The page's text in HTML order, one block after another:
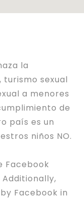
la
sexual
a menores
de
país es un
niños NO.
Facebook
Facebook in